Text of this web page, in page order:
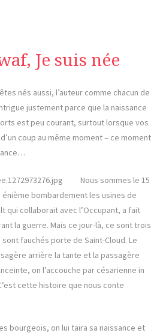
Je suis née
nés aussi, l’auteur comme chacun de
justement parce que la naissance
est peu courant, surtout lorsque vos
coup au même moment – ce moment
Nous sommes le 15
énième bombardement les usines de
qui collaborait avec l’Occupant, a fait
la guerre. Mais ce jour-là, ce sont trois
fauchés porte de Saint-Cloud. Le
arrière la tante et la passagère
on l’accouche par césarienne in
cette histoire que nous conte
bourgeois, on lui taira sa naissance et